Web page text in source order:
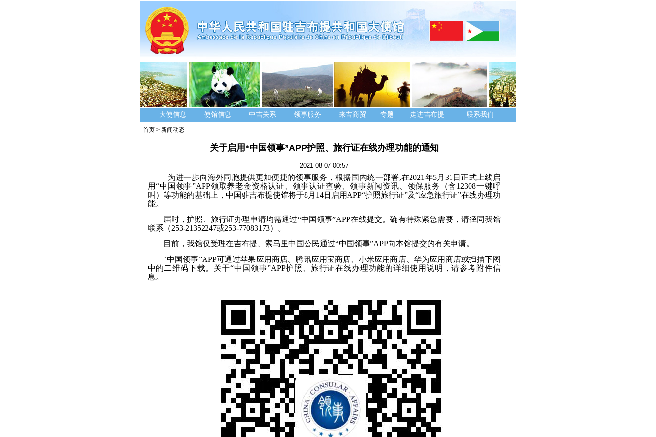
大使信息 使馆信息 中吉关系 领事服务 来吉商贸 专题 走进吉布提 联系我们
首页 > 新闻动态
关于启用“中国领事”APP护照、旅行证在线办理功能的通知
2021-08-07 00:57
为进一步向海外同胞提供更加便捷的领事服务，根据国内统一部署,在2021 年5月 31 日正式上线启
用“中国领事”APP领取养老金资格认证、领事认证查验、领事新闻资讯、领保服务（含12308一键呼
叫）等功能的基础上，中国驻吉布提使馆将于8月 14日启用 APP“护照旅行证”及“应急旅行证”在线办理功
能。
届时，护照、旅行证办理申请均需通过“中国领事”APP在线提交。确有特殊紧急需要， 请径同我馆
联系（253-21352247或253-77083173）
。
目前， 我馆仅受理在吉布提、索马里中国公民通过“中国领事”APP向本馆提交的有关申请。
“中国领事”APP可通过苹果应用商店、腾讯应用宝商店、小米应用商店、华为应用商店或扫描下图
中的二维码下载。关于“中国领事”APP护照、旅行证在线办理功能的详细使用说明， 请参考附件信
息 。